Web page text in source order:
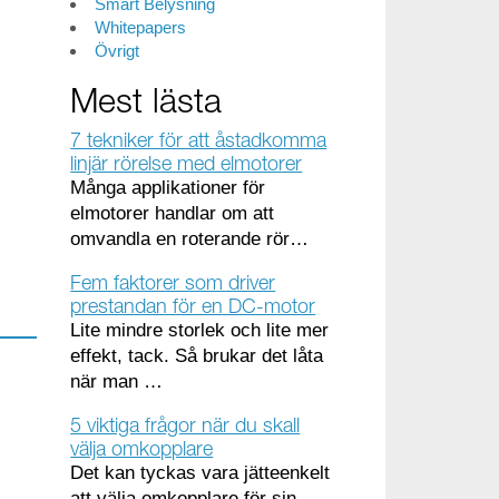
Smart Belysning
Whitepapers
Övrigt
Mest lästa
7 tekniker för att åstadkomma
linjär rörelse med elmotorer
Många applikationer för
elmotorer handlar om att
omvandla en roterande rör…
Fem faktorer som driver
prestandan för en DC-motor
Lite mindre storlek och lite mer
effekt, tack. Så brukar det låta
när man …
5 viktiga frågor när du skall
välja omkopplare
Det kan tyckas vara jätteenkelt